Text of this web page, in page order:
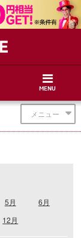
MENU
メニュー
5月
6月
12月